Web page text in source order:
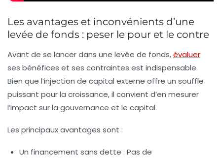
Les avantages et inconvénients d’une
levée de fonds : peser le pour et le contre
Avant de se lancer dans une levée de fonds,évaluer
ses bénéfices et ses contraintes est indispensable.
Bien que l’injection de capital externe offre un souffle
puissant pour la croissance, il convient d’en mesurer
l’impact sur la gouvernance et le capital.
Les principaux avantages sont :
Un financement sans dette : Pas de